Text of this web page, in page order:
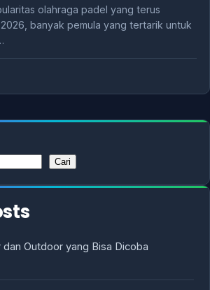
olahraga padel yang terus
banyak pemula yang tertarik untuk
Cari
Outdoor yang Bisa Dicoba